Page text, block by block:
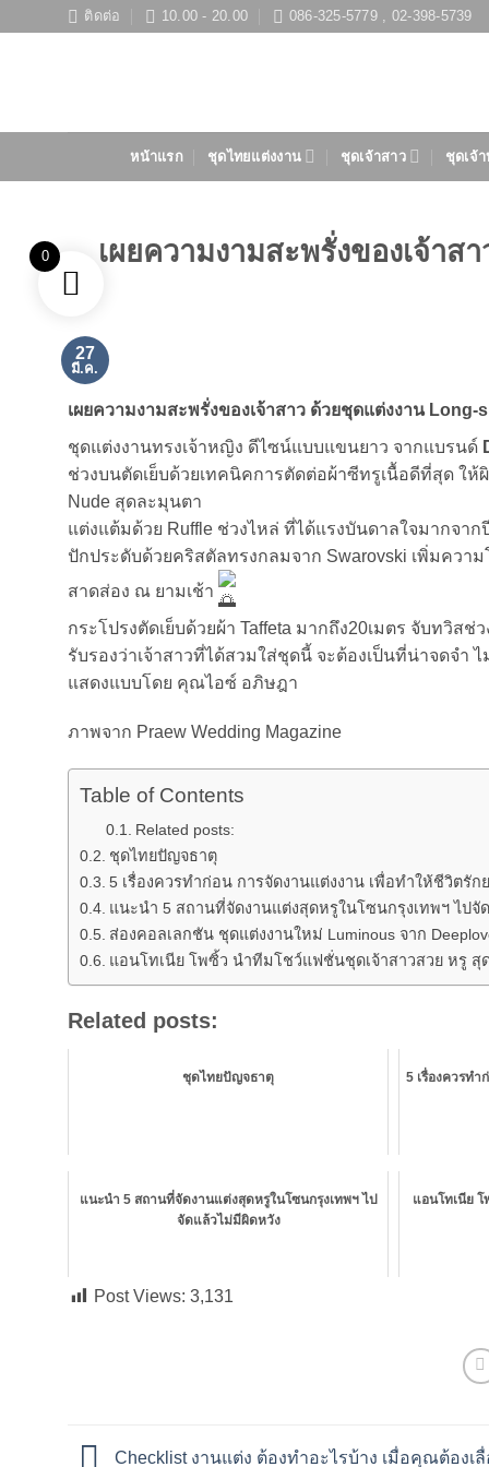
ติดต่อ 10.00 - 20.00 086-325-5779 , 02-398-5739
หน้าแรก ชุดไทยแต่งงาน ชุดเจ้าสาว ชุดเจ้
เผยความงามสะพรั่งของเจ้า
27
มี.ค.
เผยความงามสะพรั่งของเจ้าสาว ด้วยชุดแต่งงาน Long-
ชุดแต่งงานทรงเจ้าหญิง ดีไซน์แบบแขนยาว จากแบรนด์
ช่วงบนตัดเย็บด้วยเทคนิคการตัดต่อผ้าซีทรูเนื้อดีที่สุด ใ
Nude สุดละมุนตา
แต่งแต้มด้วย Ruffle ช่วงไหล่ ที่ได้แรงบันดาลใจมากจา
ปักประดับด้วยคริสตัลทรงกลมจาก Swarovski เพิ่มควา
สาดส่อง ณ ยามเช้า
กระโปรงตัดเย็บด้วยผ้า Taffeta มากถึง20เมตร จับทวิส
รับรองว่าเจ้าสาวที่ได้สวมใส่ชุดนี้ จะต้องเป็นที่น่าจดจำ
แสดงแบบโดย คุณไอซ์ อภิษฎา
ภาพจาก Praew Wedding Magazine
Table of Contents
Related posts:
ชุดไทยปัญจธาตุ
5 เรื่องควรทำก่อน การจัดงานแต่งงาน เพื่อทำให้ชีวิตรั
แนะนำ 5 สถานที่จัดงานแต่งสุดหรูในโซนกรุงเทพฯ ไปจั
ส่องคอลเลกชัน ชุดแต่งงานใหม่ Luminous จาก
แอนโทเนีย โพซิ้ว นำทีมโชว์แฟชั่นชุดเจ้าสาวสวย หรู สุ
Related posts:
ชุดไทยปัญจธาตุ 5 เรื่องควรท
แนะนำ 5 สถานที่จัดงานแต่งสุดหรูในโซนกรุงเทพฯ ไป
จัดแล้วไม่มีผิดหวัง
แอนโทเนีย
Post Views: 3,131
Checklist งานแต่ง ต้องทำอะไรบ้าง เมื่อคุณต้องเ
0